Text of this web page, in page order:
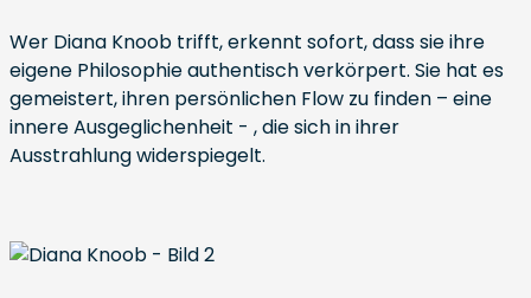
Wer Diana Knoob trifft, erkennt sofort, dass sie ihre
eigene Philosophie authentisch verkörpert. Sie hat es
gemeistert, ihren persönlichen Flow zu finden – eine
innere Ausgeglichenheit - , die sich in ihrer
Ausstrahlung widerspiegelt.